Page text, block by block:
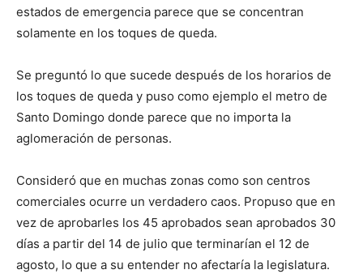
estados de emergencia parece que se concentran
solamente en los toques de queda.
Se preguntó lo que sucede después de los horarios de
los toques de queda y puso como ejemplo el metro de
Santo Domingo donde parece que no importa la
aglomeración de personas.
Consideró que en muchas zonas como son centros
comerciales ocurre un verdadero caos. Propuso que en
vez de aprobarles los 45 aprobados sean aprobados 30
días a partir del 14 de julio que terminarían el 12 de
agosto, lo que a su entender no afectaría la legislatura.